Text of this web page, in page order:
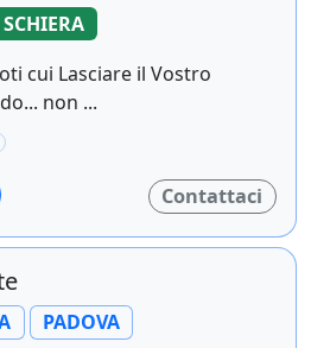
cui Lasciare il Vostro
non ...
Contattaci
PADOVA